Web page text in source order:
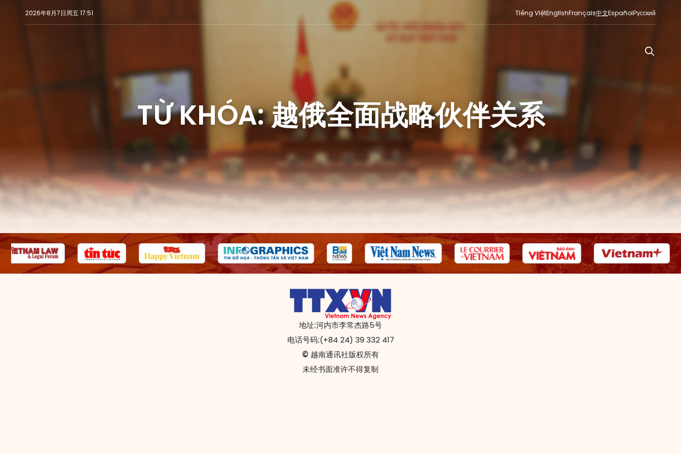
2026年8月7日周五 17:51 Tiếng ViệtEnglishFrançais中文EspañolРусский
TỪ KHÓA: 越俄全面战略伙伴关系
地址:河内市李常杰路5号
电话号码:(+84 24) 39 332 417
© 越南通讯社版权所有
未经书面准许不得复制